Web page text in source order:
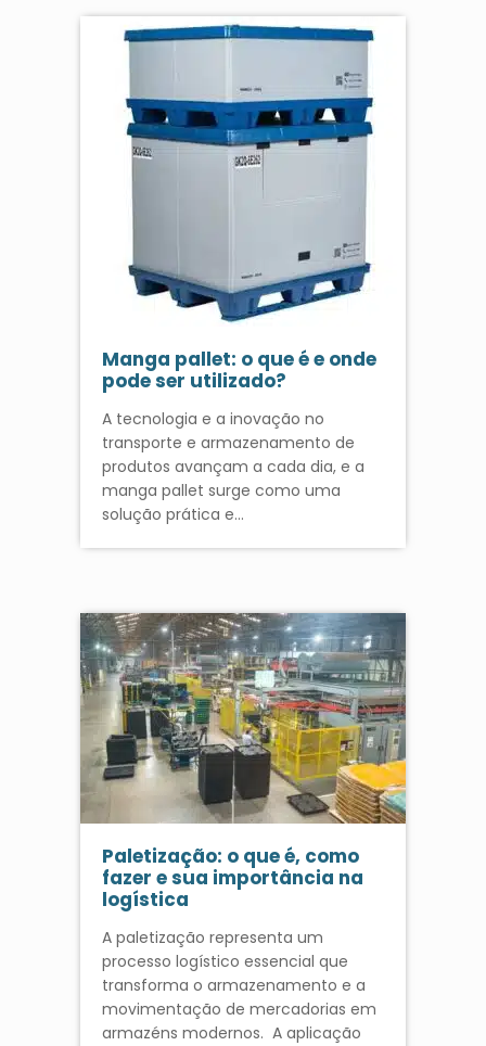
Manga pallet: o que é e onde
pode ser utilizado?
A tecnologia e a inovação no
transporte e armazenamento de
produtos avançam a cada dia, e a
manga pallet surge como uma
solução prática e…
Paletização: o que é, como
fazer e sua importância na
logística
A paletização representa um
processo logístico essencial que
transforma o armazenamento e a
movimentação de mercadorias em
armazéns modernos. A aplicação